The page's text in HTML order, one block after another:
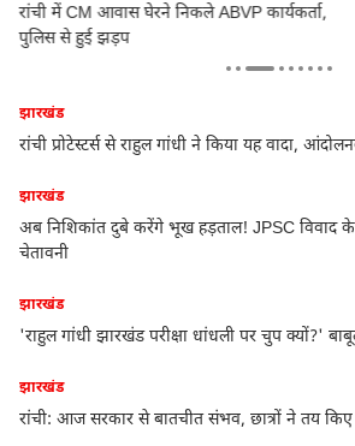
रांची में CM आवास घेरने निकले ABVP कार्यकर्ता,
पुलिस से हुई झड़प
झारखंड
रांची प्रोटेस्टर्स से राहुल गांधी ने किया यह वादा,
झारखंड
अब निशिकांत दुबे करेंगे भूख हड़ताल! JPSC विवाद के
चेतावनी
झारखंड
'राहुल गांधी झारखंड परीक्षा धांधली पर चुप क्यों?'
झारखंड
रांची: आज सरकार से बातचीत संभव, छात्रों ने तय किए